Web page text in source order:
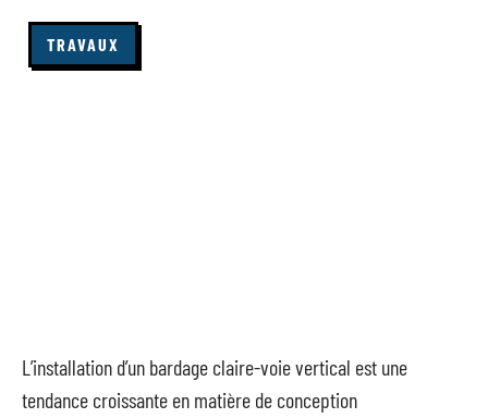
TRAVAUX
L’installation d’un bardage claire-voie vertical est une
tendance croissante en matière de conception